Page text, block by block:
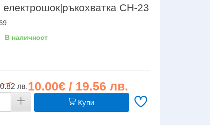
CH-23
В наличност
лв.10.00€ / 19.56 лв.
Купи